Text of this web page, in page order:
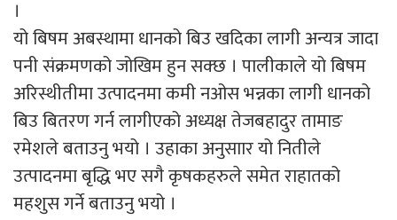
।
यो बिषम अबस्थामा धानको बिउ खदिका लागी अन्यत्र जादा
पनी संक्रमणको जोखिम हुन सक्छ । पालीकाले यो बिषम
अरिस्थीतीमा उत्पादनमा कमी नओस भन्नका लागी धानको
बिउ बितरण गर्न लागीएको अध्यक्ष तेजबहादुर तामाङ
रमेशले बताउनु भयो । उहाका अनुसाार यो नितीले
उत्पादनमा बृद्धि भए सगै कृषकहरुले समेत राहातको
महशुस गर्ने बताउनु भयो ।